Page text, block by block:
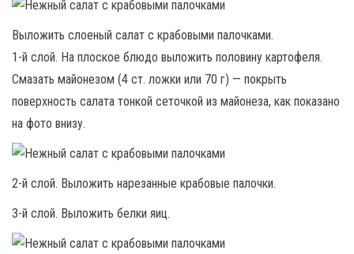
Выложить слоеный салат с крабовыми палочками.
1-й слой. На плоское блюдо выложить половину картофеля.
Смазать майонезом (4 ст. ложки или 70 г) — покрыть
поверхность салата тонкой сеточкой из майонеза, как показано
на фото внизу.
2-й слой. Выложить нарезанные крабовые палочки.
3-й слой. Выложить белки яиц.